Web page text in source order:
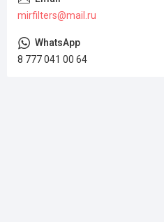
mirfilters@mail.ru
8 777 041 00 64